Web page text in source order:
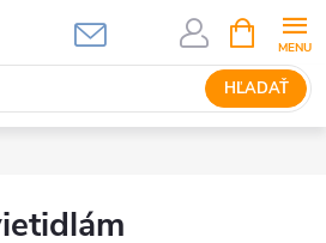
HĽADAŤ
KOŠÍK